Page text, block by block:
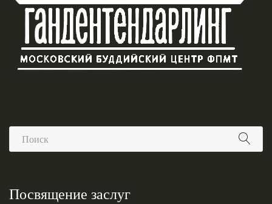
Посвящение заслуг